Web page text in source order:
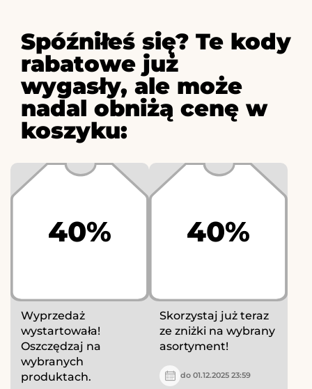
Spóźniłeś się? Te kody
rabatowe już
wygasły, ale może
nadal obniżą cenę w
koszyku:
40%
Wyprzedaż
wystartowała!
Oszczędzaj na
wybranych
produktach.
40%
Skorzystaj już teraz
ze zniżki na wybrany
asortyment!
do 01.12.2025 23:59